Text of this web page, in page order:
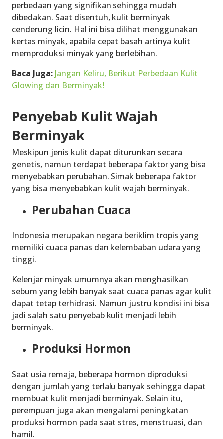
perbedaan yang signifikan sehingga mudah
dibedakan. Saat disentuh, kulit berminyak
cenderung licin. Hal ini bisa dilihat menggunakan
kertas minyak, apabila cepat basah artinya kulit
memproduksi minyak yang berlebihan.
Baca Juga: Jangan Keliru, Berikut Perbedaan Kulit
Glowing dan Berminyak!
Penyebab Kulit Wajah
Berminyak
Meskipun jenis kulit dapat diturunkan secara
genetis, namun terdapat beberapa faktor yang bisa
menyebabkan perubahan. Simak beberapa faktor
yang bisa menyebabkan kulit wajah berminyak.
Perubahan Cuaca
Indonesia merupakan negara beriklim tropis yang
memiliki cuaca panas dan kelembaban udara yang
tinggi.
Kelenjar minyak umumnya akan menghasilkan
sebum yang lebih banyak saat cuaca panas agar kulit
dapat tetap terhidrasi. Namun justru kondisi ini bisa
jadi salah satu penyebab kulit menjadi lebih
berminyak.
Produksi Hormon
Saat usia remaja, beberapa hormon diproduksi
dengan jumlah yang terlalu banyak sehingga dapat
membuat kulit menjadi berminyak. Selain itu,
perempuan juga akan mengalami peningkatan
produksi hormon pada saat stres, menstruasi, dan
hamil.